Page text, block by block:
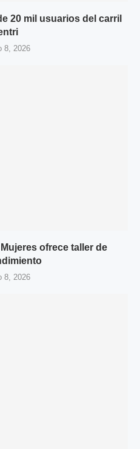
20 mil usuarios del carril
8, 2026
ofrece taller de
8, 2026